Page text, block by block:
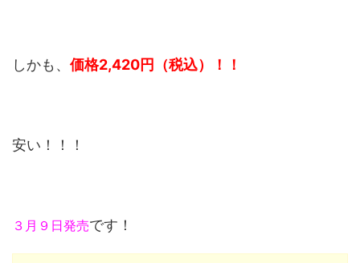
しかも、 価格2,420円（税込）！！
安い！！！
３月９日発売です！